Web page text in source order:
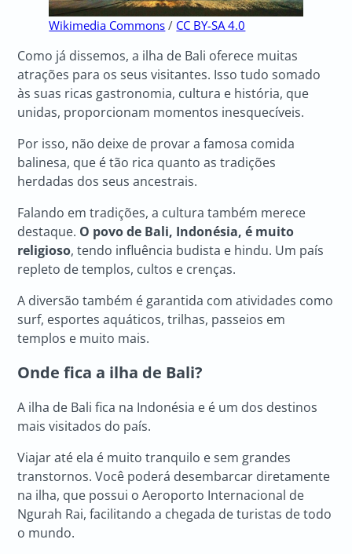
Wikimedia Commons / CC BY-SA 4.0
Como já dissemos, a ilha de Bali oferece muitas
atrações para os seus visitantes. Isso tudo somado
às suas ricas gastronomia, cultura e história, que
unidas, proporcionam momentos inesquecíveis.
Por isso, não deixe de provar a famosa comida
balinesa, que é tão rica quanto as tradições
herdadas dos seus ancestrais.
Falando em tradições, a cultura também merece
destaque. O povo de Bali, Indonésia, é muito
religioso, tendo influência budista e hindu. Um país
repleto de templos, cultos e crenças.
A diversão também é garantida com atividades como
surf, esportes aquáticos, trilhas, passeios em
templos e muito mais.
Onde fica a ilha de Bali?
A ilha de Bali fica na Indonésia e é um dos destinos
mais visitados do país.
Viajar até ela é muito tranquilo e sem grandes
transtornos. Você poderá desembarcar diretamente
na ilha, que possui o Aeroporto Internacional de
Ngurah Rai, facilitando a chegada de turistas de todo
o mundo.